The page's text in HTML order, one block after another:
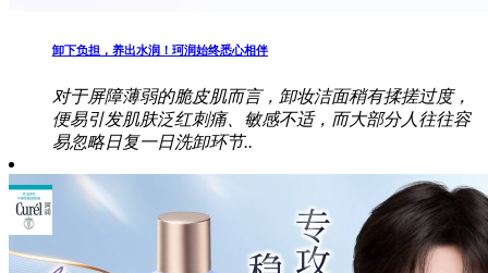
卸下负担，养出水润！珂润始终悉心相伴
对于屏障薄弱的脆皮肌而言，卸妆洁面稍有揉搓过度，
便易引发肌肤泛红刺痛、敏感不适，而大部分人往往容
易忽略日复一日洗卸环节..